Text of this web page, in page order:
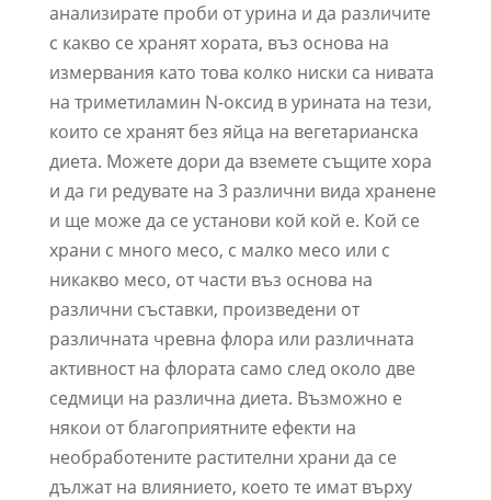
анализирате проби от урина и да различите
с какво се хранят хората, въз основа на
измервания като това колко ниски са нивата
на триметиламин N-оксид в урината на тези,
които се хранят без яйца на вегетарианска
диета. Можете дори да вземете същите хора
и да ги редувате на 3 различни вида хранене
и ще може да се установи кой кой е. Кой се
храни с много месо, с малко месо или с
никакво месо, от части въз основа на
различни съставки, произведени от
различната чревна флора или различната
активност на флората само след около две
седмици на различна диета. Възможно е
някои от благоприятните ефекти на
необработените растителни храни да се
дължат на влиянието, което те имат върху